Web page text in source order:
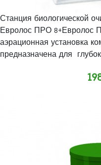
Станция биологической
Евролос ПРО 8+Евролос
аэрационная установка
предназначена для